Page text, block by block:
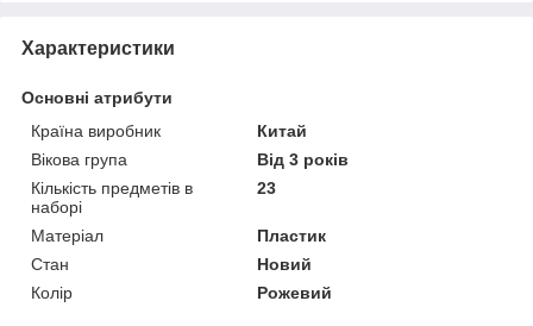
Характеристики
Основні атрибути
Країна виробник
Китай
Вікова група
Від 3 років
Кількість предметів в
наборі
23
Матеріал
Пластик
Стан
Новий
Колір
Рожевий